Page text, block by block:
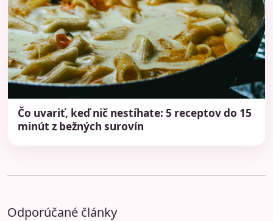
Čo uvariť, keď nič nestíhate: 5 receptov do 15
minút z bežných surovín
Odporúčané články